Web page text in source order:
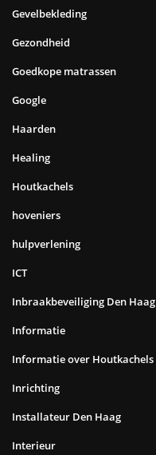
Gevelbekleding
Gezondheid
Goedkope matrassen
Google
Haarden
Healing
Houtkachels
hoveniers
hulpverlening
ICT
Inbraakbeveiliging Den Haag
Informatie
Informatie over Houtkachels
Inrichting
Installateur Den Haag
Interieur